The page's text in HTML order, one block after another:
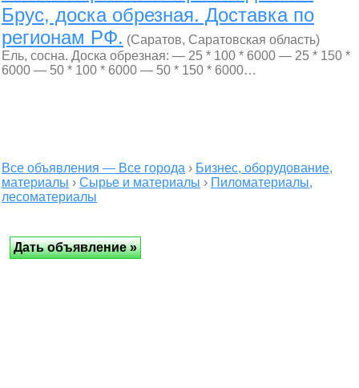
Брус, доска обрезная. Доставка по
регионам РФ. (Саратов, Саратовская область)
Ель, сосна. Доска обрезная: — 25 * 100 * 6000 — 25 * 150 *
6000 — 50 * 100 * 6000 — 50 * 150 * 6000…
Все объявления — Все города › Бизнес, оборудование,
материалы › Сырье и материалы › Пиломатериалы,
лесоматериалы